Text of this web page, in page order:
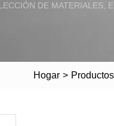
DE MATERIALES,
Hogar > Productos